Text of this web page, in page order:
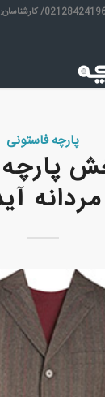
پارچه فاستونی
مردانه